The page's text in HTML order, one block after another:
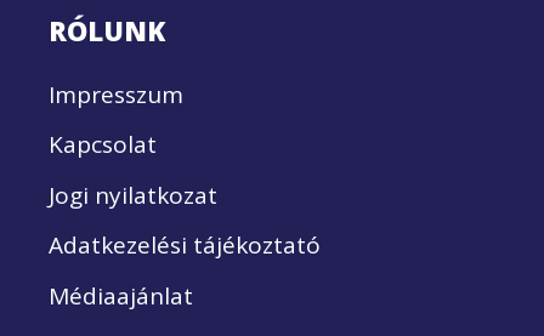
RÓLUNK
Impresszum
Kapcsolat
Jogi nyilatkozat
Adatkezelési tájékoztató
Médiaajánlat